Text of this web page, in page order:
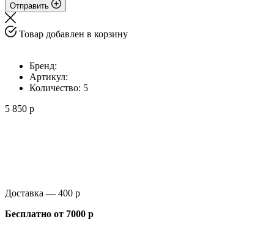
Отправить
Товар добавлен в корзину
Бренд:
Артикул:
Количество: 5
5 850 р
Доставка — 400 р
Бесплатно от 7000 р